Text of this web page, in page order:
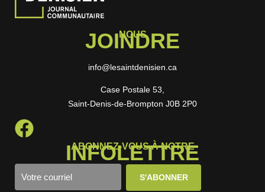
NOUS
JOINDRE
info@lesaintdenisien.ca
Case Postale 53,
Saint-Denis-de-Brompton J0B 2P0
ABONNEZ-VOUS À NOTRE
INFOLETTRE